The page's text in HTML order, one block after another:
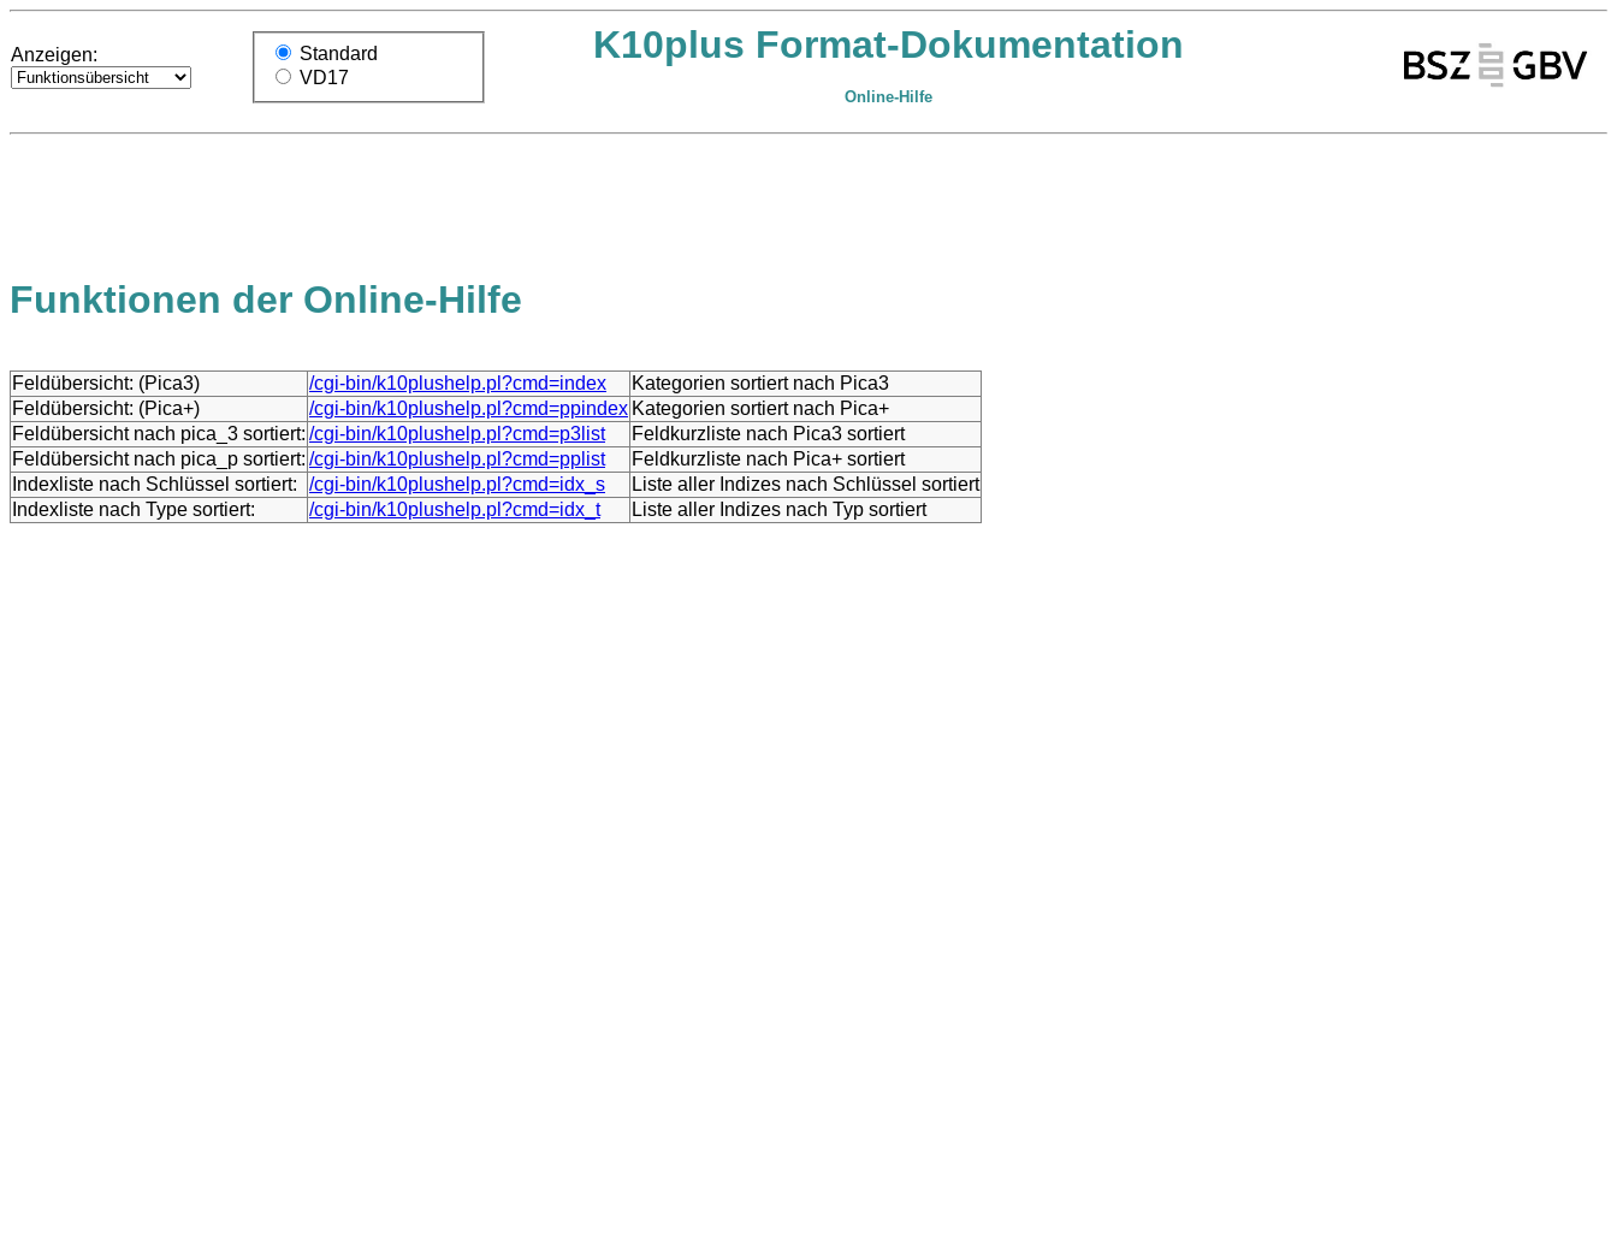
Anzeigen:
Standard
VD17
K10plus Format-Dokumentation
Online-Hilfe
Funktionen der Online-Hilfe
Feldübersicht: (Pica3) /cgi-bin/k10plushelp.pl?cmd=index
Kategorien sortiert nach Pica3
Feldübersicht: (Pica+)
/cgi-bin/k10plushelp.pl?cmd=ppindex Kategorien sortiert nach Pica+
Feldübersicht nach pica_3 sortiert: /cgi-bin/k10plushelp.pl?cmd=p3list
Feldkurzliste nach Pica3 sortiert
Feldübersicht nach pica_p sortiert: /cgi-bin/k10plushelp.pl?cmd=pplist
Feldkurzliste nach Pica+ sortiert
Indexliste nach Schlüssel sortiert:
/cgi-bin/k10plushelp.pl?cmd=idx_s
Liste aller Indizes nach Schlüssel sortiert
Indexliste nach Type sortiert:
/cgi-bin/k10plushelp.pl?cmd=idx_t Liste aller Indizes nach Typ sortiert